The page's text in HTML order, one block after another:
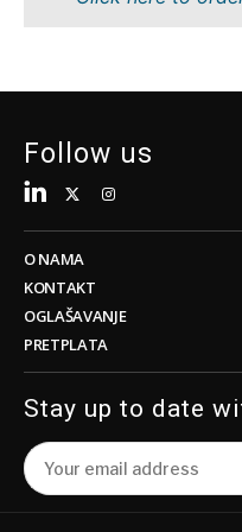
Održivost
Tehnologija
Telekom
Transport
Trgovina
Insights
Intervju
Analiza
Održivost
Turizam
Trgovina
Insights
Intervju
Mišljenje
Svet
Analiza
Discover
Follow us
O NAMA
KONTAKT
OGLAŠAVANJE
PRETPLATA
Stay up to date